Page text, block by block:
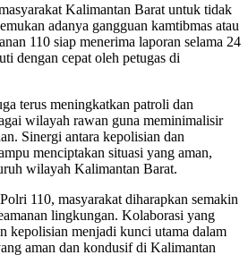
Kalimantan Barat untuk tidak
adanya gangguan kamtibmas atau
110 siap menerima laporan selama 24
dengan cepat oleh petugas di
terus meningkatkan patroli dan
wilayah rawan guna meminimalisir
Sinergi antara kepolisian dan
menciptakan situasi yang aman,
wilayah Kalimantan Barat.
110, masyarakat diharapkan semakin
lingkungan. Kolaborasi yang
kepolisian menjadi kunci utama dalam
aman dan kondusif di Kalimantan